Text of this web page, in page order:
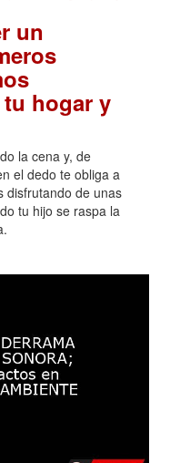
un
hogar y
la cena y, de
el dedo te obliga a
disfrutando de unas
tu hijo se raspa la